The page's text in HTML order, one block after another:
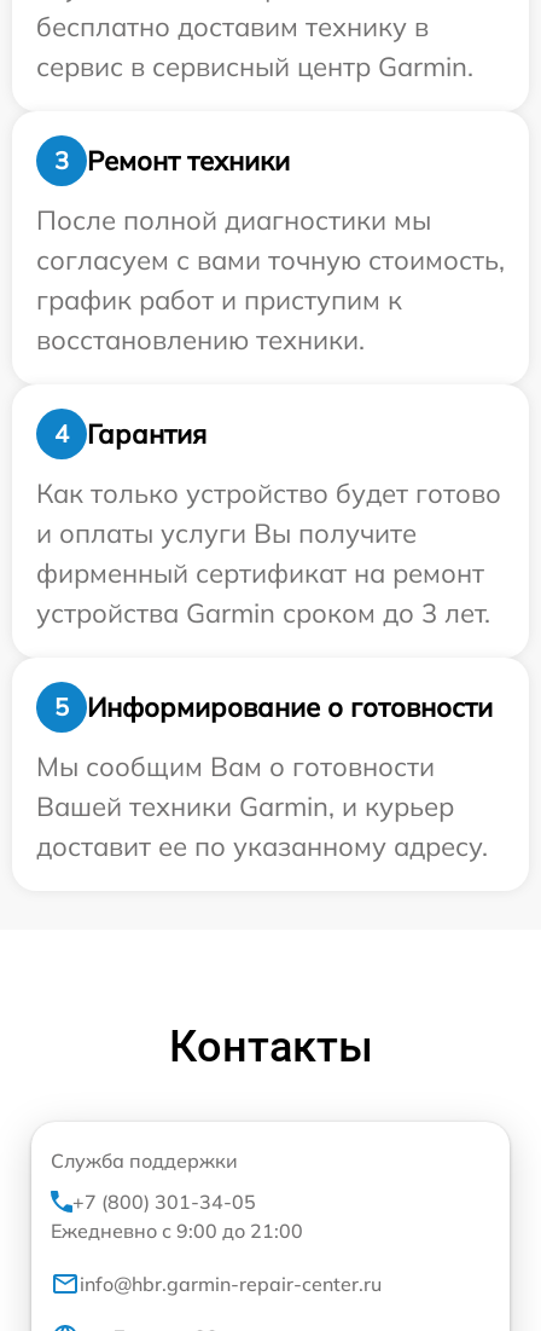
бесплатно доставим технику в
сервис в сервисный центр Garmin.
3
Ремонт техники
После полной диагностики мы
согласуем с вами точную стоимость,
график работ и приступим к
восстановлению техники.
4
Гарантия
Как только устройство будет готово
и оплаты услуги Вы получите
фирменный сертификат на ремонт
устройства Garmin сроком до 3 лет.
5
Информирование о готовности
Мы сообщим Вам о готовности
Вашей техники Garmin, и курьер
доставит ее по указанному адресу.
Контакты
Служба поддержки
+7 (800) 301-34-05
Ежедневно с 9:00 до 21:00
info@hbr.garmin-repair-center.ru